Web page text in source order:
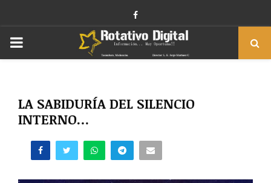
Facebook
PRIMARY
LA SABIDURÍA DEL SILENCIO
INTERNO…